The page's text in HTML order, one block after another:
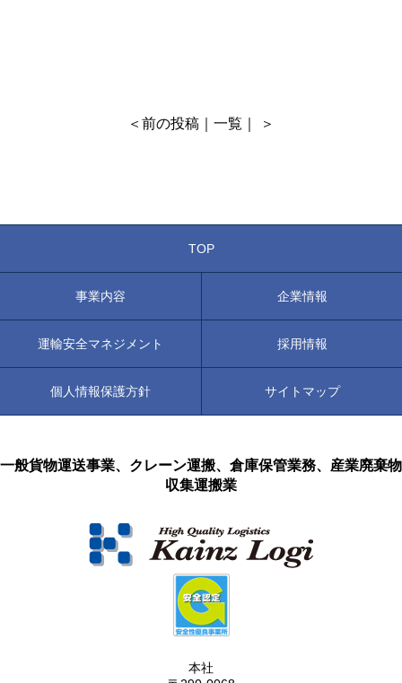
＜ 前の投稿 一覧 ｜ ＞
TOP
事業内容 企業情報
運輸安全マネジメント 採用情報
個人情報保護方針 サイトマップ
一般貨物運送事業、クレーン運搬、倉庫保管業務、産業廃棄物
収集運搬業
本社